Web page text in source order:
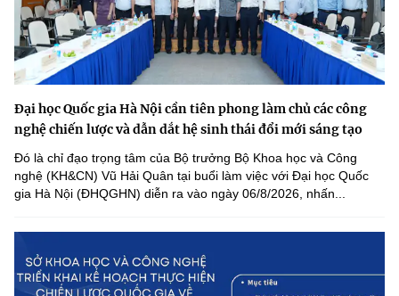
Đại học Quốc gia Hà Nội cần tiên phong làm chủ các công
nghệ chiến lược và dẫn dắt hệ sinh thái đổi mới sáng tạo
Đó là chỉ đạo trọng tâm của Bộ trưởng Bộ Khoa học và Công
nghệ (KH&CN) Vũ Hải Quân tại buổi làm việc với Đại học Quốc
gia Hà Nội (ĐHQGHN) diễn ra vào ngày 06/8/2026, nhấn...